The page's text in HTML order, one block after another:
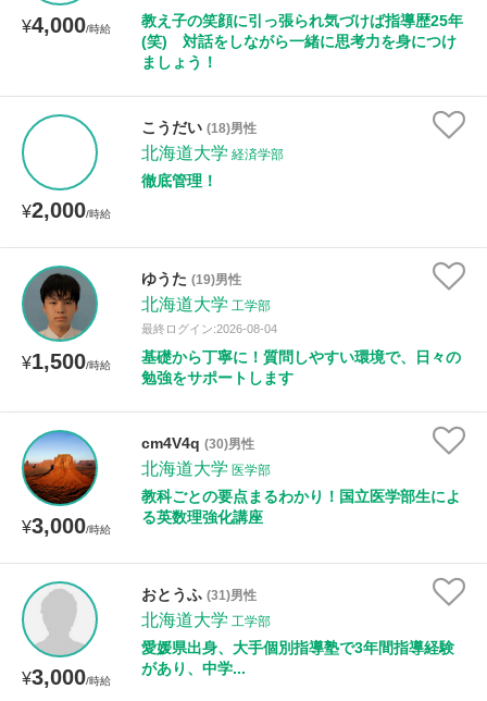
¥4,000/時給
教え子の笑顔に引っ張られ気づけば指導歴25年
(笑) 対話をしながら一緒に思考力を身につけ
ましょう！
¥2,000/時給
こうだい (18)男性
北海道大学 経済学部
徹底管理！
¥1,500/時給
ゆうた (19)男性
北海道大学 工学部
最終ログイン:2026-08-04
基礎から丁寧に！質問しやすい環境で、日々の
勉強をサポートします
¥3,000/時給
cm4V4q (30)男性
北海道大学 医学部
教科ごとの要点まるわかり！国立医学部生によ
る英数理強化講座
¥3,000/時給
おとうふ (31)男性
北海道大学 工学部
愛媛県出身、大手個別指導塾で3年間指導経験
があり、中学...
月曜日 火曜日 水曜日
土曜日 日曜日
所属大学
距離：15km以内
年齢：18-101歳
性別